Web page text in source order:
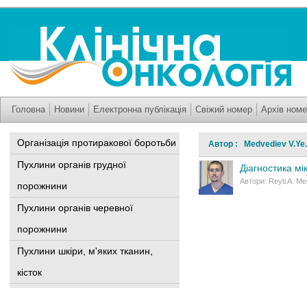
Головна Новини Електронна публікація Свіжий номер Архів
Організація протиракової боротьби
Пухлини органів грудної
порожнини
Пухлини органів черевної
порожнини
Пухлини шкіри, м'яких тканин,
кісток
Автор : Medvediev V.Ye.
Діагностика
Автори: Reyti A.